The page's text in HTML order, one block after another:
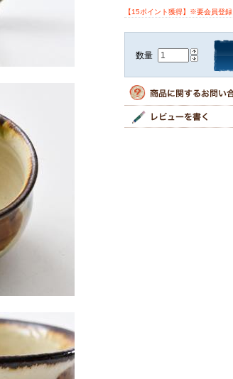
【15ポイント獲得】※要会員登録
数量